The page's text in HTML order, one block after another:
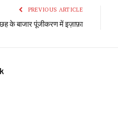
PREVIOUS ARTICLE
छह के बाजार पूंजीकरण में इज़ाफ़ा